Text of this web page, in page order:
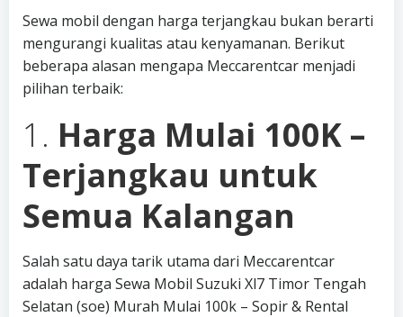
Sewa mobil dengan harga terjangkau bukan berarti
mengurangi kualitas atau kenyamanan. Berikut
beberapa alasan mengapa Meccarentcar menjadi
pilihan terbaik:
1. Harga Mulai 100K –
Terjangkau untuk
Semua Kalangan
Salah satu daya tarik utama dari Meccarentcar
adalah harga Sewa Mobil Suzuki Xl7 Timor Tengah
Selatan (soe) Murah Mulai 100k – Sopir & Rental